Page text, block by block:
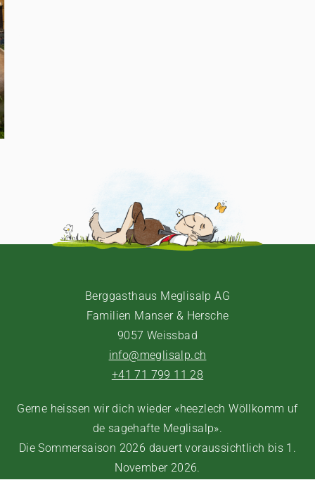
Berggasthaus Meglisalp AG
Familien Manser & Hersche
9057 Weissbad
info@meglisalp.ch
+41 71 799 11 28
Gerne heissen wir dich wieder «heezlech Wöllkomm uf
de sagehafte Meglisalp».
Die Sommersaison 2026 dauert voraussichtlich bis 1.
November 2026.